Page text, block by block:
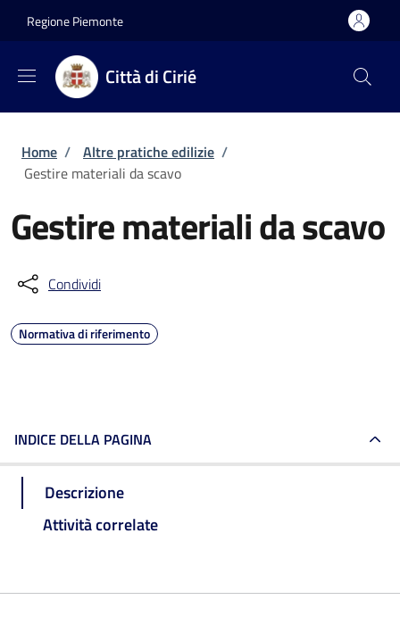
Regione Piemonte
Città di Cirié
Briciole di pane
Home / Altre pratiche edilizie /
Gestire materiali da scavo
Gestire materiali da scavo
Condividi
Normativa di riferimento
INDICE DELLA PAGINA
Descrizione
Attività correlate